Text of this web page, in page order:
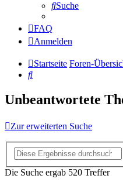
Suche
FAQ
Anmelden
Startseite Foren-
Suche
Unbeantwortete
Zur erweiterten Suche
Die Suche ergab 520 Treffer